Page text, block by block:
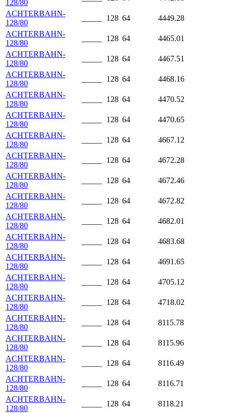
128/80
ACHTERBAHN-
128/80
128 64
4449.28
ACHTERBAHN-
128/80
128 64
4465.01
ACHTERBAHN-
128/80
128 64
4467.51
ACHTERBAHN-
128/80
128 64
4468.16
ACHTERBAHN-
128/80
128 64
4470.52
ACHTERBAHN-
128/80
128 64
4470.65
ACHTERBAHN-
128/80
128 64
4667.12
ACHTERBAHN-
128/80
128 64
4672.28
ACHTERBAHN-
128/80
128 64
4672.46
ACHTERBAHN-
128/80
128 64
4672.82
ACHTERBAHN-
128/80
128 64
4682.01
ACHTERBAHN-
128/80
128 64
4683.68
ACHTERBAHN-
128/80
128 64
4691.65
ACHTERBAHN-
128/80
128 64
4705.12
ACHTERBAHN-
128/80
128 64
4718.02
ACHTERBAHN-
128/80
128 64
8115.78
ACHTERBAHN-
128/80
128 64
8115.96
ACHTERBAHN-
128/80
128 64
8116.49
ACHTERBAHN-
128/80
128 64
8116.71
ACHTERBAHN-
128/80
128 64
8118.21